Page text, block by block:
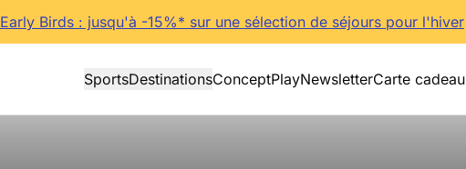
Early Birds : jusqu'à -15%* sur une sélection de séjours pour l'hiver
SportsDestinationsConceptPlayNewsletterCarte cadeau